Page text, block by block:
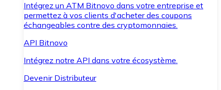
Intégrez un ATM Bitnovo dans votre entreprise et
permettez à vos clients d'acheter des coupons
échangeables contre des cryptomonnaies.
API Bitnovo
Intégrez notre API dans votre écosystème.
Devenir Distributeur